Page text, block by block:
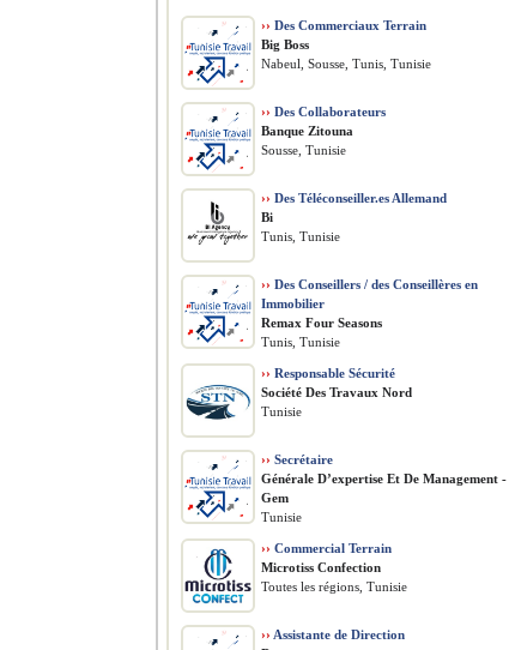
›› Des Commerciaux Terrain
Big Boss
Nabeul, Sousse, Tunis, Tunisie
›› Des Collaborateurs
Banque Zitouna
Sousse, Tunisie
›› Des Téléconseiller.es Allemand
Bi
Tunis, Tunisie
›› Des Conseillers / des Conseillères en
Immobilier
Remax Four Seasons
Tunis, Tunisie
›› Responsable Sécurité
Société Des Travaux Nord
Tunisie
›› Secrétaire
Générale D’expertise Et De Management -
Gem
Tunisie
›› Commercial Terrain
Microtiss Confection
Toutes les régions, Tunisie
›› Assistante de Direction